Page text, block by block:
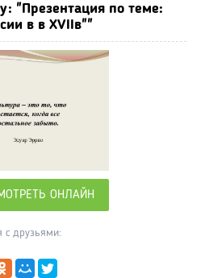
"Презентация по теме:
в в XVIIв""
ОНЛАЙН
с друзьями: